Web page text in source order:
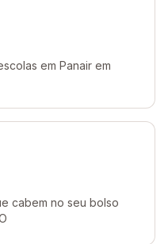
em Panair em
cabem no seu bolso